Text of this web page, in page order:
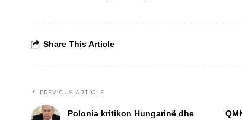
Share This Article
PREVIOUS ARTICLE
Polonia kritikon Hungarinë dhe